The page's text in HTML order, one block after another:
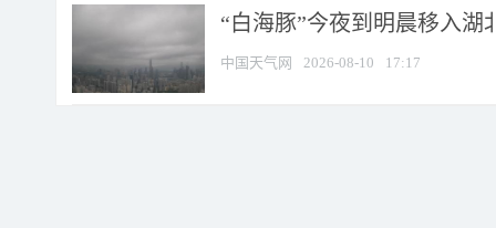
“白海豚”今夜到明晨移入湖
中国天气网 2026-08-10 17:17